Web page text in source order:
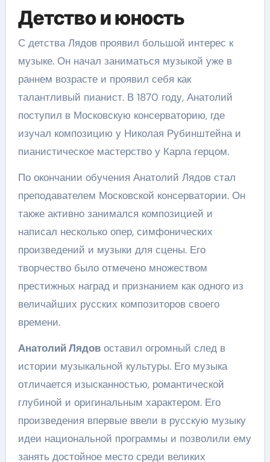
Детство и юность
С детства Лядов проявил большой интерес к
музыке. Он начал заниматься музыкой уже в
раннем возрасте и проявил себя как
талантливый пианист. В 1870 году, Анатолий
поступил в Московскую консерваторию, где
изучал композицию у Николая Рубинштейна и
пианистическое мастерство у Карла герцом.
По окончании обучения Анатолий Лядов стал
преподавателем Московской консерватории. Он
также активно занимался композицией и
написал несколько опер, симфонических
произведений и музыки для сцены. Его
творчество было отмечено множеством
престижных наград и признанием как одного из
величайших русских композиторов своего
времени.
Анатолий Лядовоставил огромный след в
истории музыкальной культуры. Его музыка
отличается изысканностью, романтической
глубиной и оригинальным характером. Его
произведения впервые ввели в русскую музыку
идеи национальной программы и позволили ему
занять достойное место среди великих